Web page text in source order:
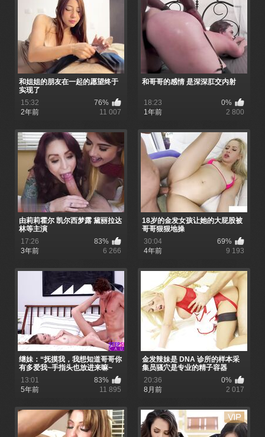
和姐姐的朋友在一起的愿望终于
实现了
15:32
76%
2年前
11 007
和哥哥的感情 是深深肛交内射
18:23
0%
1年前
2 800
由莉莉霍尔 凯尔西梦露 黛丽拉达
林等主演
17:26
83%
3年前
6 266
18岁的金发女孩让她的大屁股被
哥哥狠狠地操
30:04
69%
4年前
9 193
继妹：“抚摸我，我想知道哥哥你
有多爱我~手指头也放进来嘛~
13:01
83%
5年前
11 895
金发辣妹是 DNA 诊所的样本采
集员骚穴是专业的精子容器
20:36
0%
8月前
2 017